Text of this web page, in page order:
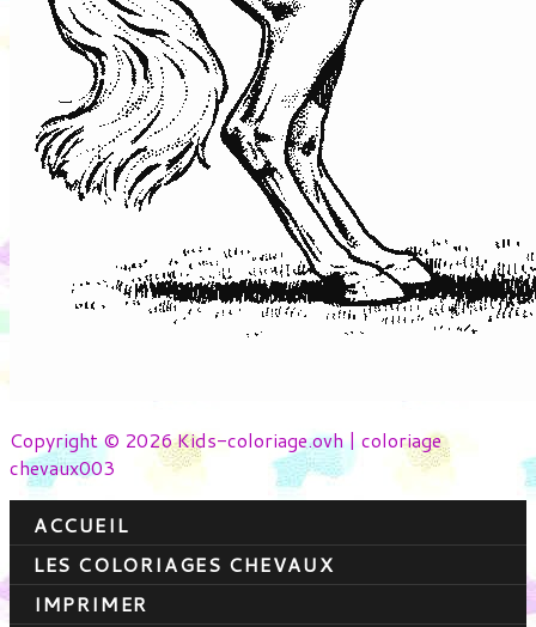
Copyright © 2026 Kids-coloriage.ovh | coloriage
chevaux003
ACCUEIL
LES COLORIAGES CHEVAUX
IMPRIMER